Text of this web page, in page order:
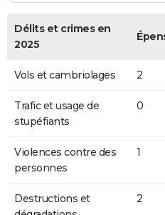
Délits et crimes en
2025
Vols et cambriolages 2
Trafic et usage de
stupéfiants
0
Violences contre des
personnes
1
Destructions et
2